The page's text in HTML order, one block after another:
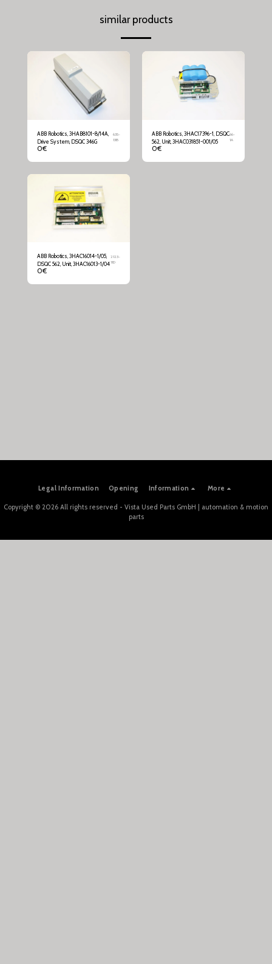
similar products
ABB Robotics, 3HAB8101-8/14A,
Drive System, DSQC 346G
635-
13B
0€
ABB Robotics, 3HAC17396-1, DSQC
562, Unit, 3HAC031851-001/05
66-
1A
0€
ABB Robotics, 3HAC16014-1/05,
DSQC 562, Unit, 3HAC16013-1/04
2123-
11D
0€
Legal Information Opening Information More
Copyright © 2026 All rights reserved - Vista Used Parts GmbH | automation & motion
parts